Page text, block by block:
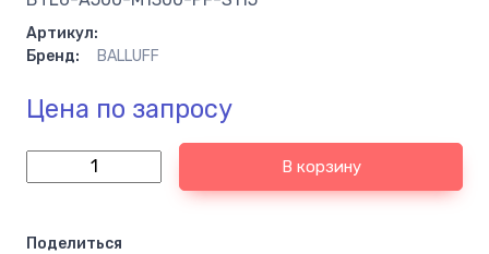
Артикул:
Бренд:
BALLUFF
Цена по запросу
В корзину
Поделиться